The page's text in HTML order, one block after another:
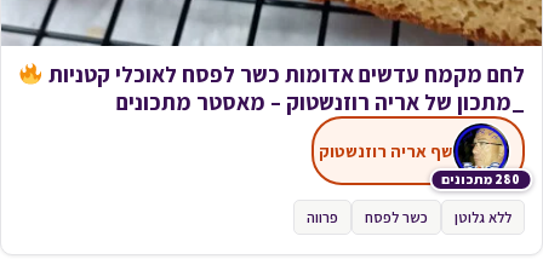
לחם מקמח עדשים אדומות כשר לפסח לאוכלי קטניות
_מתכון של אריה רוזנשטוק – מאסטר מתכונים
280 מתכונים
שף אריה רוזנשטוק
ללא גלוטן כשר לפסח פרווה